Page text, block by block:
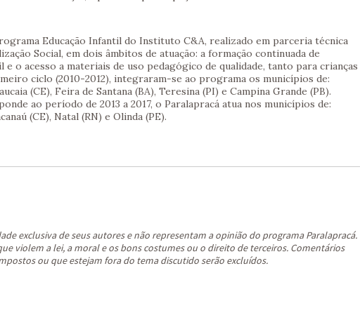
Educação Infantil do Instituto C&A, realizado em parceria técnica
Social, em dois âmbitos de atuação: a formação continuada de
o acesso a materiais de uso pedagógico de qualidade, tanto para crianças
ciclo (2010-2012), integraram-se ao programa os municípios de:
(CE), Feira de Santana (BA), Teresina (PI) e Campina Grande (PB).
ao período de 2013 a 2017, o Paralapracá atua nos municípios de:
(CE), Natal (RN) e Olinda (PE).
exclusiva de seus autores e não representam a opinião do programa Paralapracá.
violem a lei, a moral e os bons costumes ou o direito de terceiros. Comentários
ou que estejam fora do tema discutido serão excluídos.